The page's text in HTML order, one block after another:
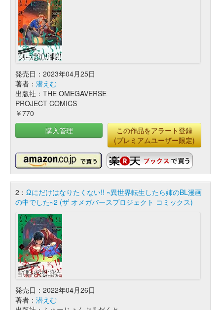
発売日：2023年04月25日
著者： 潜えむ
出版社：THE OMEGAVERSE
PROJECT COMICS
￥770
購入管理
この作品をアラート登録
(プレミアムユーザー限定)
2： Ωにだけはなりたくない!! ~異世界転生したら姉のBL漫画
の中でした~2 (ザ オメガバースプロジェクト コミックス)
発売日：2022年04月26日
著者： 潜えむ